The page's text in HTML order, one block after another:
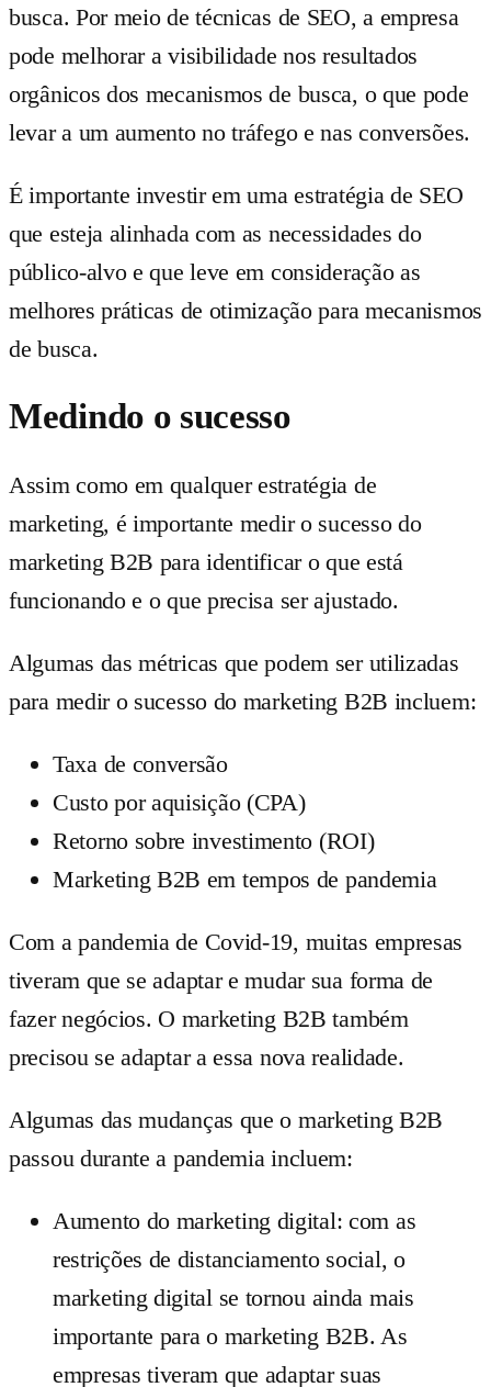
busca. Por meio de técnicas de SEO, a empresa
pode melhorar a visibilidade nos resultados
orgânicos dos mecanismos de busca, o que pode
levar a um aumento no tráfego e nas conversões.
É importante investir em uma estratégia de SEO
que esteja alinhada com as necessidades do
público-alvo e que leve em consideração as
melhores práticas de otimização para mecanismos
de busca.
Medindo o sucesso
Assim como em qualquer estratégia de
marketing, é importante medir o sucesso do
marketing B2B para identificar o que está
funcionando e o que precisa ser ajustado.
Algumas das métricas que podem ser utilizadas
para medir o sucesso do marketing B2B incluem:
Taxa de conversão
Custo por aquisição (CPA)
Retorno sobre investimento (ROI)
Marketing B2B em tempos de pandemia
Com a pandemia de Covid-19, muitas empresas
tiveram que se adaptar e mudar sua forma de
fazer negócios. O marketing B2B também
precisou se adaptar a essa nova realidade.
Algumas das mudanças que o marketing B2B
passou durante a pandemia incluem:
Aumento do marketing digital: com as
restrições de distanciamento social, o
marketing digital se tornou ainda mais
importante para o marketing B2B. As
empresas tiveram que adaptar suas